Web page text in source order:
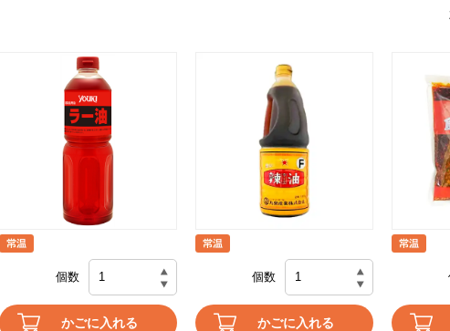
個数
かごに入れる
個数
かごに入れる